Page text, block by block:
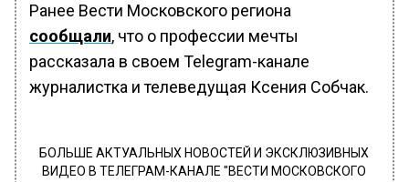
Ранее Вести Московского региона
сообщали, что о профессии мечты
рассказала в своем Telegram-канале
журналистка и телеведущая Ксения Собчак.
БОЛЬШЕ АКТУАЛЬНЫХ НОВОСТЕЙ И ЭКСКЛЮЗИВНЫХ
ВИДЕО В ТЕЛЕГРАМ-КАНАЛЕ "ВЕСТИ МОСКОВСКОГО